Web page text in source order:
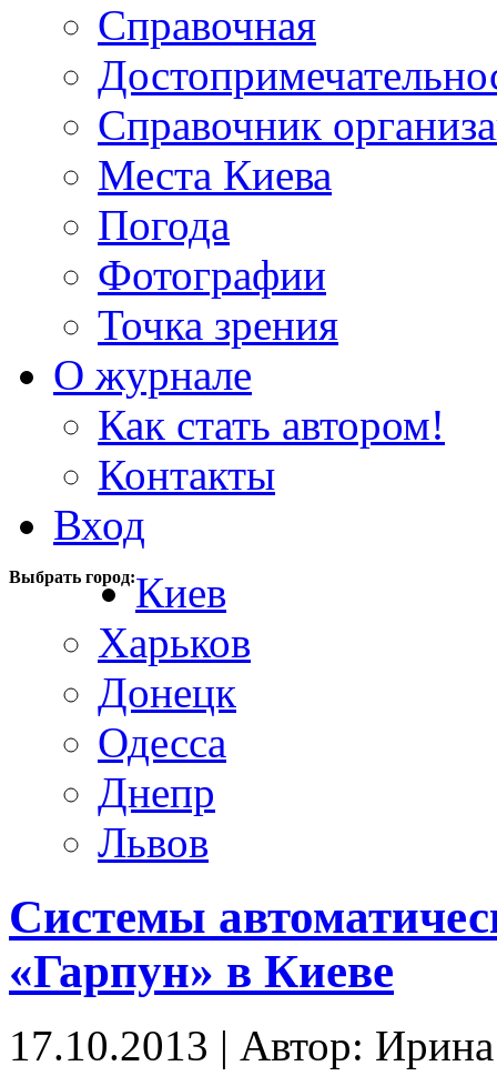
Справочная
Справочник
Места Киева
Погода
Фотографии
Точка зрения
О журнале
Как стать автором!
Контакты
Вход
Выбрать город:Киев
Харьков
Донецк
Одесса
Днепр
Львов
Системы
«Гарпун» в Киеве
17.10.2013 | Автор: